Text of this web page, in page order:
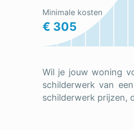
Minimale kosten
€ 305
Wil je jouw woning
schilderwerk van
schilderwerk prijzen,